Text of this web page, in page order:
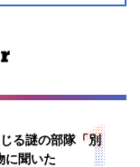
る謎の部隊「別
に聞いた